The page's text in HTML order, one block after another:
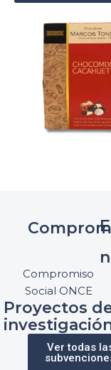
Compromiso
Social ONCE
Proyectos
Ver todas